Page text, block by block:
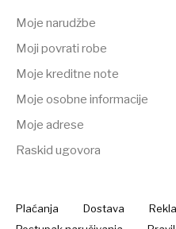
Moje narudžbe
Moji povrati robe
Moje kreditne note
Moje osobne informacije
Moje adrese
Raskid ugovora
Plaćanja Dostava